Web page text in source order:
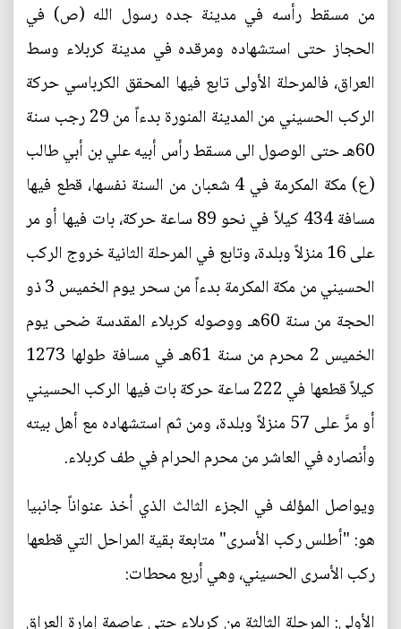
من مسقط رأسه في مدينة جده رسول الله (ص) في
الحجاز حتى استشهاده ومرقده في مدينة كربلاء وسط
العراق، فالمرحلة الأولى تابع فيها المحقق الكرباسي حركة
الركب الحسيني من المدينة المنورة بدءاً من 29 رجب سنة
60هـ حتى الوصول الى مسقط رأس أبيه علي بن أبي طالب
(ع) مكة المكرمة في 4 شعبان من السنة نفسها، قطع فيها
مسافة 434 كيلاً في نحو 89 ساعة حركة، بات فيها أو مر
على 16 منزلاً وبلدة، وتابع في المرحلة الثانية خروج الركب
الحسيني من مكة المكرمة بدءاً من سحر يوم الخميس 3 ذو
الحجة من سنة 60هـ ووصوله كربلاء المقدسة ضحى يوم
الخميس 2 محرم من سنة 61هـ في مسافة طولها 1273
كيلاً قطعها في 222 ساعة حركة بات فيها الركب الحسيني
أو مرَّ على 57 منزلاً وبلدة، ومن ثم استشهاده مع أهل بيته
وأنصاره في العاشر من محرم الحرام في طف كربلاء.
ويواصل المؤلف في الجزء الثالث الذي أخذ عنواناً جانبيا
هو: "أطلس ركب الأسرى" متابعة بقية المراحل التي قطعها
ركب الأسرى الحسيني، وهي أربع محطات: